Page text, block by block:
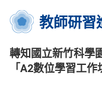
教師研習
轉知國立新竹科學
「A2數位學習工